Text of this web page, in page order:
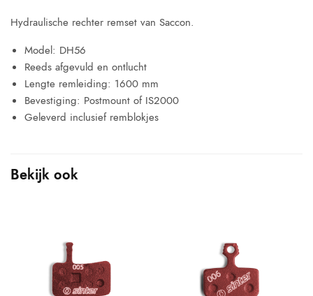
Hydraulische rechter remset van Saccon.
Model: DH56
Reeds afgevuld en ontlucht
Lengte remleiding: 1600 mm
Bevestiging: Postmount of IS2000
Geleverd inclusief remblokjes
Bekijk ook